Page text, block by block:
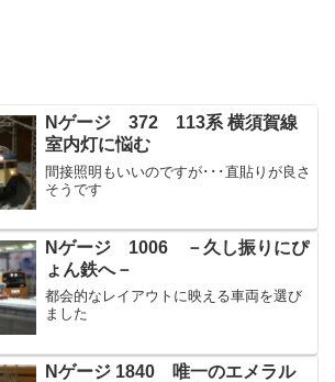
Nゲージ 372 113系 横須賀線
室内灯に悩む
間接照明もいいのですが･･･直貼りが良さ
そうです
Nゲージ 1006 －久し振りにぴ
ょん鉄へ－
都会的なレイアウトに映える車両を選び
ました
Nゲージ 1840 唯一のエメラル